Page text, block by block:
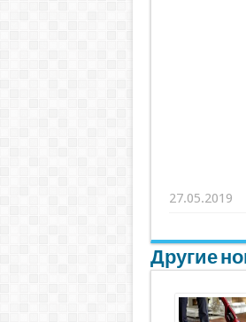
27.05.2019
Другие